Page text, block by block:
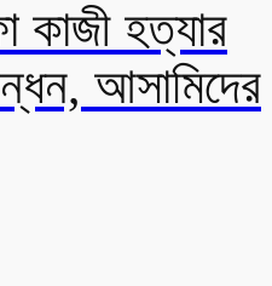
কাজী হত্যার
আসামিদের